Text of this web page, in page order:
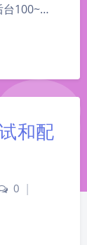
台100~…
和配
0 |